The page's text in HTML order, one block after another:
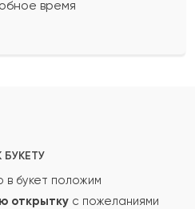
время
БУКЕТУ
букет положим
открытку с пожеланиями